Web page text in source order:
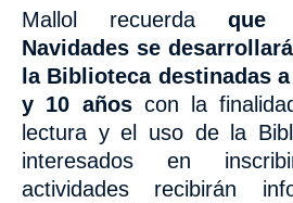
Mallol recuerda que
Navidades se
la Biblioteca destinadas
y 10 añoscon la
lectura y el uso de la
interesados en
actividades recibirán